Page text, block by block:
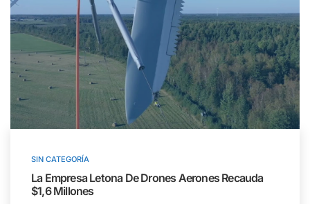
SIN CATEGORÍA
La Empresa Letona De Drones Aerones Recauda
$1,6 Millones